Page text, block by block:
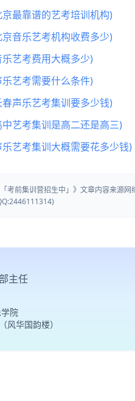
最靠谱的艺考培训机构)
音乐艺考机构收费多少)
艺考费用大概多少)
艺考需要什么条件)
声乐艺考集训要多少钱)
艺考集训是高二还是高三)
艺考集训大概需要花多少钱)
考前集训营招生中」》文章内容来源
主任
院
风华国韵楼）